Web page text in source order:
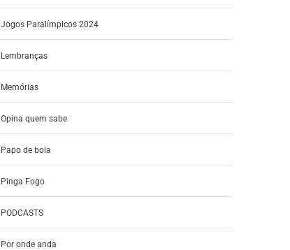
Jogos Paralímpicos 2024
Lembranças
Memórias
Opina quem sabe
Papo de bola
Pinga Fogo
PODCASTS
Por onde anda